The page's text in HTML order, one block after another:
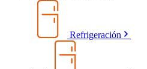
Refrigeración